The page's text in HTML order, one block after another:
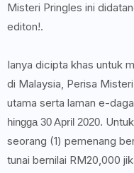
Misteri Pringles ini
editon!.
Ianya dicipta khas untuk
di Malaysia, Perisa
utama serta laman e-
hingga 30 April 2020.
seorang (1) pemenang
tunai bernilai RM20,000